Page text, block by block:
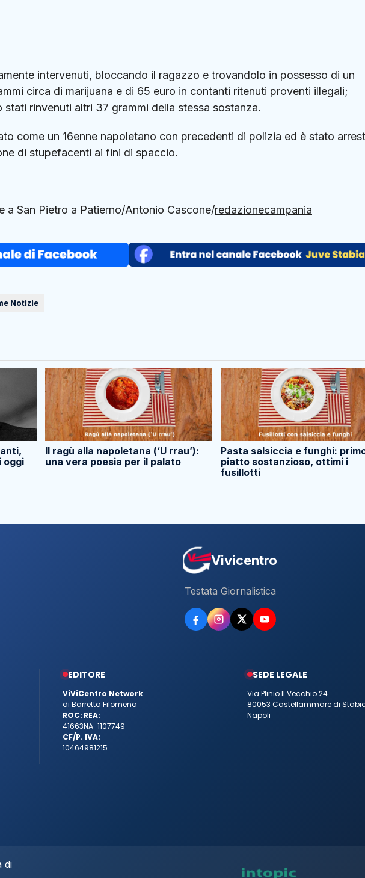
intervenuti, bloccando il ragazzo e trovandolo in possesso di un
circa di marijuana e di 65 euro in contanti ritenuti proventi illegali;
stati rinvenuti altri 37 grammi della stessa sostanza.
come un 16enne napoletano con precedenti di polizia ed è stato
di stupefacenti ai fini di spaccio.
a San Pietro a Patierno/Antonio Cascone/redazionecampania
Notizie
oggi
Il ragù alla napoletana (‘U rrau’):
una vera poesia per il palato
Pasta salsiccia e funghi:
piatto sostanzioso, ottimi i
fusillotti
Vivicentro
Testata Giornalistica
EDITORE
ViViCentro Network
di Barretta Filomena
ROC:
41663
REA:
NA-1107749
CF/P. IVA:
10464981215
SEDE LEGALE
Via Plinio Il Vecchio 24
80053 Castellammare di
Napoli
di